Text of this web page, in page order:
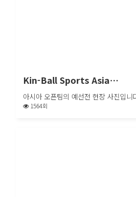
Kin-Ball Sports Asia…
아시아 오픈팀의 예선전 현장 사진입니
1564회